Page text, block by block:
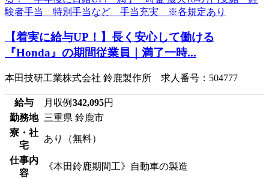
【着実に給与UP！】長く安心して働ける
『Honda』の期間従業員｜満了一時...
本田技研工業株式会社 鈴鹿製作所 求人番号：504777
給与 月収例 342,095円
勤務地 三重県 鈴鹿市
寮・社
宅
あり（無料）
仕事内
容
《本田鈴鹿期間工》自動車の製造